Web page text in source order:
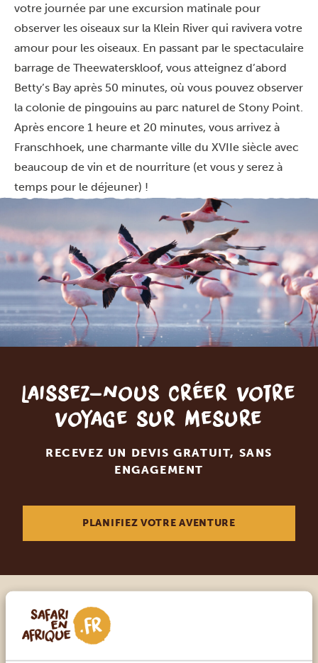
votre journée par une excursion matinale pour
observer les oiseaux sur la Klein River qui ravivera votre
amour pour les oiseaux. En passant par le spectaculaire
barrage de Theewaterskloof, vous atteignez d’abord
Betty’s Bay après 50 minutes, où vous pouvez observer
la colonie de pingouins au parc naturel de Stony Point.
Après encore 1 heure et 20 minutes, vous arrivez à
Franschhoek, une charmante ville du XVIIe siècle avec
beaucoup de vin et de nourriture (et vous y serez à
temps pour le déjeuner) !
Laissez-nous créer votre
voyage sur mesure
RECEVEZ UN DEVIS GRATUIT, SANS
ENGAGEMENT
PLANIFIEZ VOTRE AVENTURE
Appelez un expert